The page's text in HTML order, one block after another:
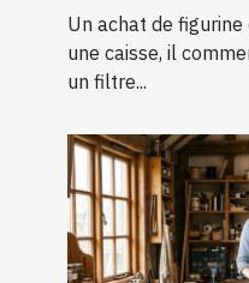
d’achat de
Un achat de
une caisse, il
un filtre...